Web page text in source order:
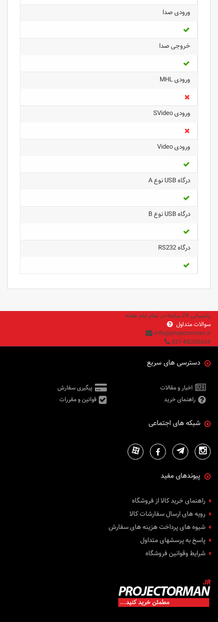
ورودی صدا
خروجی صدا
ورودی MHL
ورودی SVideo
ورودی Video
درگاه USB نوع A
درگاه USB نوع B
درگاه RS232
پشتیبانی 24 ساعته در تمام ایام هفته
سوالات متداول
info@projectorman.ir
021-88226624
دسترسی های سریع
اخبار و مقالات
پیگیری سفارش
راهنمای خرید
قوانین و مقررات
شبکه های اجتماعی
پیوندهای مفید
راهنمای خرید کالا از فروشگاه
رویه های ارسال سفارشات کالا
شیوه های پرداخت هزینه های سفارش
پاسخ به پرسشهای متداول
شرایط وقوانین فروشگاه